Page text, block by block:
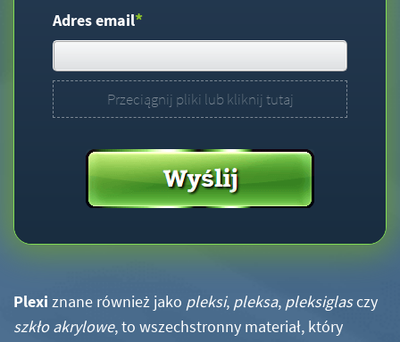
Adres email*
Przeciągnij pliki lub kliknij tutaj
Plexi znane również jako pleksi, pleksa, pleksiglasczy
szkło akrylowe, to wszechstronny materiał, który